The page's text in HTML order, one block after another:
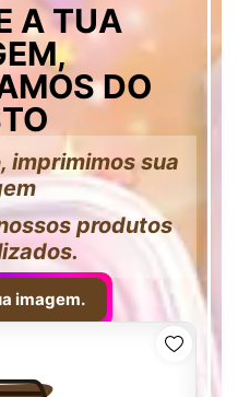
A TUA
DO
imprimimos sua
produtos
imagem.